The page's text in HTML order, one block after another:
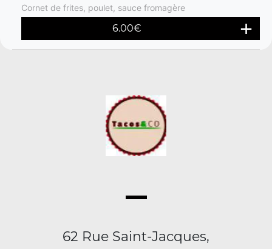
Cornet de frites, poulet, sauce fromagère
6.00€
62 Rue Saint-Jacques,